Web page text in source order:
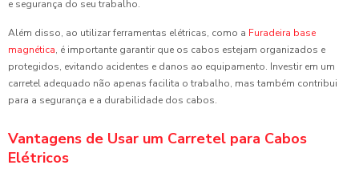
e segurança do seu trabalho.
Além disso, ao utilizar ferramentas elétricas, como a Furadeira base
magnética, é importante garantir que os cabos estejam organizados e
protegidos, evitando acidentes e danos ao equipamento. Investir em um
carretel adequado não apenas facilita o trabalho, mas também contribui
para a segurança e a durabilidade dos cabos.
Vantagens de Usar um Carretel para Cabos
Elétricos